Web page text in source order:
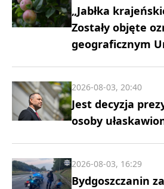
„Jabłka
Zostały objęte
geograficznym
Jest decyzja
osoby
2026-08-03, 20:40
Bydgoszczanin
2026-08-03, 16:29